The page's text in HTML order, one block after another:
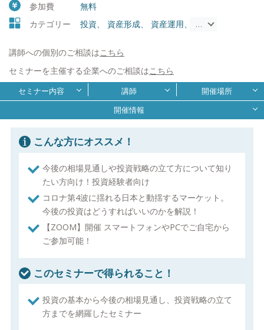
参加費
無料
カテゴリー
投資、 資産形成、 資産運用、 株式投資、 投資
…
講師への個別のご相談はこちら
セミナーを主催する企業へのご相談はこちら
セミナー内容 講師
開催場所
開催情報
こんな方にオススメ！
今後の相場見通しや投資戦略の立て方について知り
たい方向け！投資経験者向け
コロナ第4波に揺れる日本と動揺するマーケット。
今後の投資はどうすればいいのかを解説！
【ZOOM】開催 スマートフォンやPCでご自宅から
ご参加可能！
このセミナーで得られること！
投資の基本から今後の相場見通し、投資戦略の立て
方までを網羅したセミナー